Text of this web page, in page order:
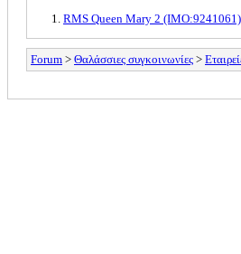
RMS Queen Mary 2 (IMO:9241061)
Forum > Θαλάσσιες συγκοινωνίες >